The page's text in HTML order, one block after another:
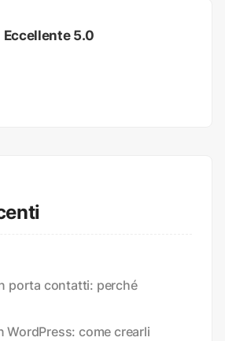
Eccellente 5.0
porta contatti: perché
WordPress: come crearli